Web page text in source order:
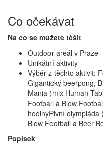
Co očekávat
Na co se můžete těšit
Outdoor areál v Praze
Unikátní aktivity
Výběr z těchto aktivit:
Gigantický beerpong,
Mania (mix Human
Football a Blow
hodinyPivní olympiáda
Blow Football a Beer
Popisek